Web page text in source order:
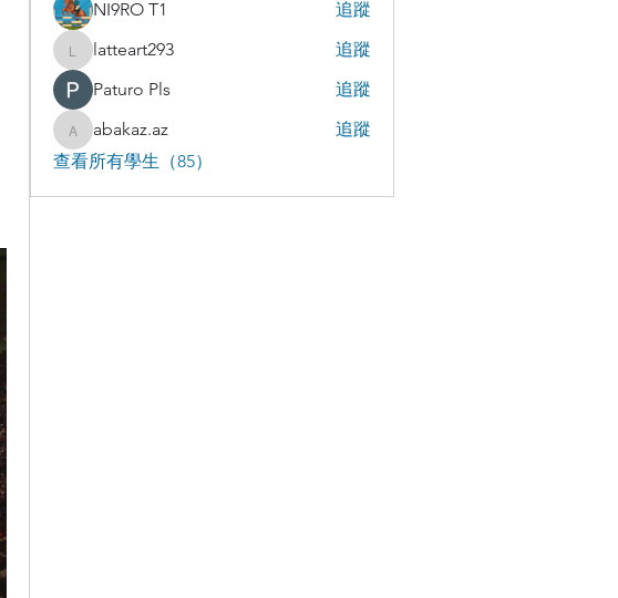
NI9RO T1
追蹤
latteart293
latteart293
追蹤
Paturo Pls
追蹤
abakaz.az
abakaz.az
追蹤
查看所有學生（85）